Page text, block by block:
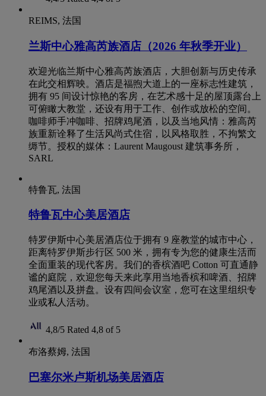
REIMS, 法国
兰斯中心雅高芮族酒店（2026 年秋季开业）
欢迎光临兰斯中心雅高芮族酒店，大胆创新与历史传承
在此交相辉映。酒店是福煦大道上的一座标志性建筑，
拥有 95 间设计惊艳的客房，在艺术感十足的屋顶露台上
可俯瞰大教堂，还设有用于工作、创作或放松的空间。
咖啡师手冲咖啡、招牌鸡尾酒，以及当地风情：雅高芮
族重新诠释了生活风尚式住宿，以风格取胜，不拘繁文
缛节。授权的媒体：Laurent Maugoust 建筑事务所，
SARL
特鲁瓦, 法国
特鲁瓦中心美居酒店
特罗伊斯中心美居酒店位于拥有 9 座教堂的城市中心，
距离特罗伊斯步行区 500 米，拥有专为您的健康生活而
全面重装的现代客房。我们的香槟酒吧 Cotton 可直通静
谧的庭院，欢迎您每天来此享用当地香槟和啤酒、招牌
鸡尾酒以及拼盘。设有四间会议室，您可在这里组织专
业或私人活动。
4,8/5 Rated 4,8 of 5
布洛蔡姆, 法国
巴塞尔米卢斯机场美居酒店